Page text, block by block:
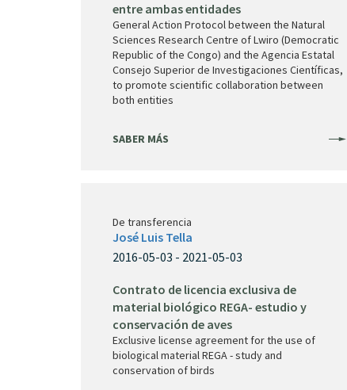
entre ambas entidades
General Action Protocol between the Natural
Sciences Research Centre of Lwiro (Democratic
Republic of the Congo) and the Agencia Estatal
Consejo Superior de Investigaciones Científicas,
to promote scientific collaboration between
both entities
SABER MÁS
De transferencia
José Luis Tella
2016-05-03 - 2021-05-03
Contrato de licencia exclusiva de
material biológico REGA- estudio y
conservación de aves
Exclusive license agreement for the use of
biological material REGA - study and
conservation of birds